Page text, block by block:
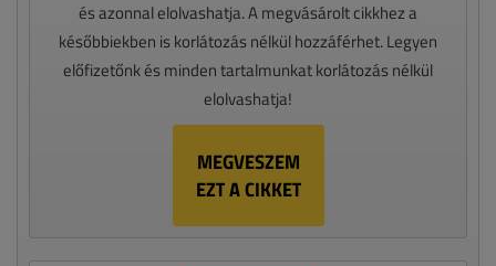
és azonnal elolvashatja. A megvásárolt cikkhez a
későbbiekben is korlátozás nélkül hozzáférhet. Legyen
előfizetőnk és minden tartalmunkat korlátozás nélkül
elolvashatja!
MEGVESZEM
EZT A CIKKET